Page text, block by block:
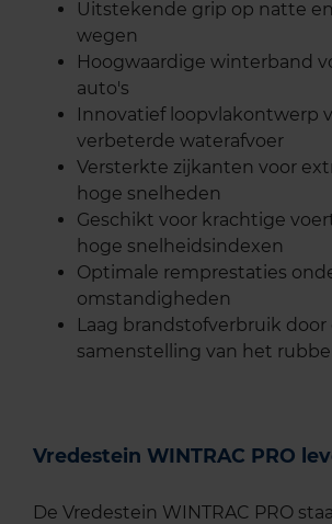
Uitstekende grip op natte
wegen
Hoogwaardige winterband
auto's
Innovatief loopvlakontwerp
verbeterde waterafvoer
Versterkte zijkanten voor
hoge snelheden
Geschikt voor krachtige
hoge snelheidsindexen
Optimale remprestaties
omstandigheden
Laag brandstofverbruik
samenstelling van het
Vredestein WINTRAC PRO
De Vredestein WINTRAC PRO